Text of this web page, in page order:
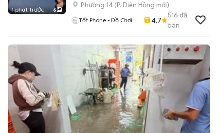
1 phút trước 6
Phường 14 (P. Diên Hồng mới)
Tốt Phone - Đồ Chơi
4.7
516 đã
bán